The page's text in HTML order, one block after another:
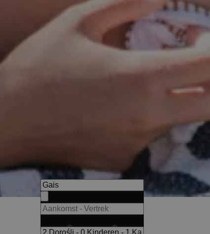
A place for perhaps the most
discovery: that family time is the